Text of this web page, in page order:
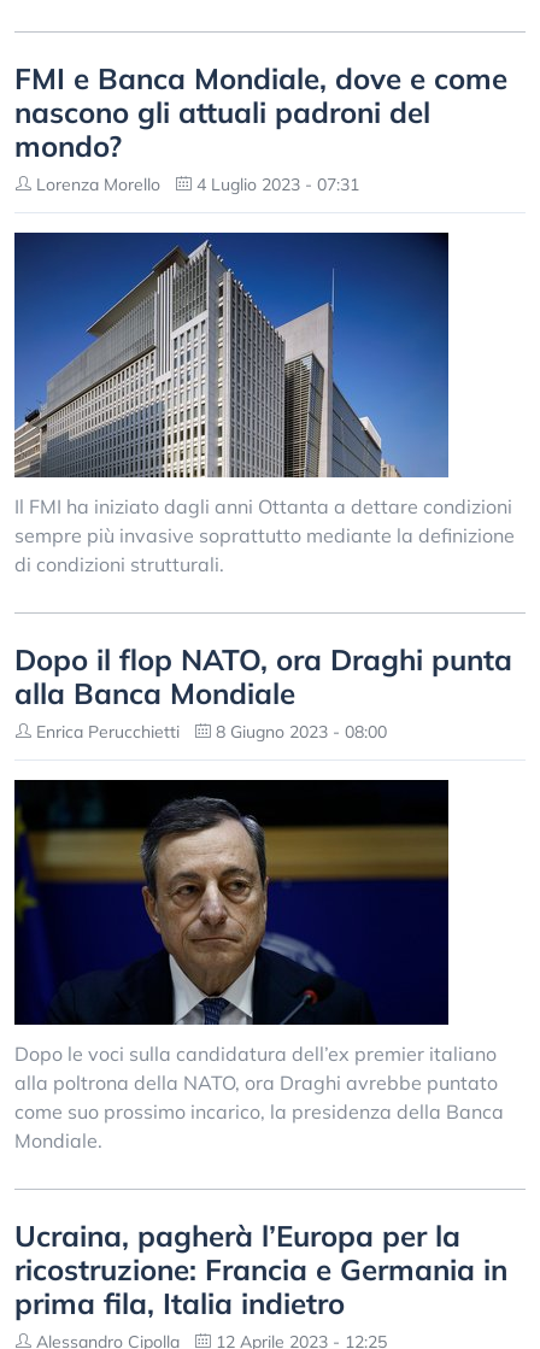
FMI e Banca Mondiale, dove e come
nascono gli attuali padroni del
mondo?
Lorenza Morello 4 Luglio 2023 - 07:31
Il FMI ha iniziato dagli anni Ottanta a dettare condizioni
sempre più invasive soprattutto mediante la definizione
di condizioni strutturali.
Dopo il flop NATO, ora Draghi punta
alla Banca Mondiale
Enrica Perucchietti 8 Giugno 2023 - 08:00
Dopo le voci sulla candidatura dell’ex premier italiano
alla poltrona della NATO, ora Draghi avrebbe puntato
come suo prossimo incarico, la presidenza della Banca
Mondiale.
Ucraina, pagherà l’Europa per la
ricostruzione: Francia e Germania in
prima fila, Italia indietro
Alessandro Cipolla 12 Aprile 2023 - 12:25